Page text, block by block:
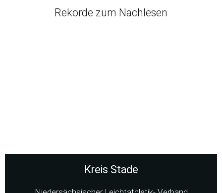
Rekorde zum Nachlesen
Kreis Stade